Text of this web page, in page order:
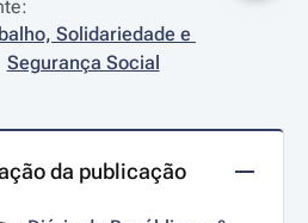
Solidariedade e
Segurança Social
da publicação